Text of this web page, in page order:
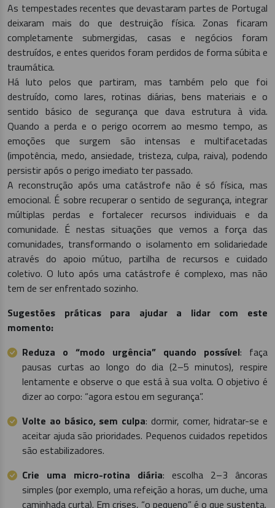
As tempestades recentes que devastaram partes de Portugal
deixaram mais do que destruição física. Zonas ficaram
completamente submergidas, casas e negócios foram
destruídos, e entes queridos foram perdidos de forma súbita e
traumática.
Há luto pelos que partiram, mas também pelo que foi
destruído, como lares, rotinas diárias, bens materiais e o
sentido básico de segurança que dava estrutura à vida.
Quando a perda e o perigo ocorrem ao mesmo tempo, as
emoções que surgem são intensas e multifacetadas
(impotência, medo, ansiedade, tristeza, culpa, raiva), podendo
persistir após o perigo imediato ter passado.
A reconstrução após uma catástrofe não é só física, mas
emocional. É sobre recuperar o sentido de segurança, integrar
múltiplas perdas e fortalecer recursos individuais e da
comunidade. É nestas situações que vemos a força das
comunidades, transformando o isolamento em solidariedade
através do apoio mútuo, partilha de recursos e cuidado
coletivo. O luto após uma catástrofe é complexo, mas não
tem de ser enfrentado sozinho.
Sugestões práticas para ajudar a lidar com este
momento:
Reduza o “modo urgência” quando possível: faça
pausas curtas ao longo do dia (2–5 minutos), respire
lentamente e observe o que está à sua volta. O objetivo é
dizer ao corpo: “agora estou em segurança”.
Volte ao básico, sem culpa: dormir, comer, hidratar-se e
aceitar ajuda são prioridades. Pequenos cuidados repetidos
são estabilizadores.
Crie uma micro-rotina diária: escolha 2–3 âncoras
simples (por exemplo, uma refeição a horas, um duche, uma
caminhada curta). Em crises, “o pequeno” é o que sustenta.